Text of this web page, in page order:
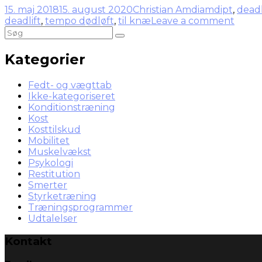
15. maj 201815. august 2020Christian Amdiamdipt,
deadlift, tempo dødløft, til knæLeave a comment
Kategorier
Fedt- og vægttab
Ikke-kategoriseret
Konditionstræning
Kost
Kosttilskud
Mobilitet
Muskelvækst
Psykologi
Restitution
Smerter
Styrketræning
Træningsprogrammer
Udtalelser
Kontakt